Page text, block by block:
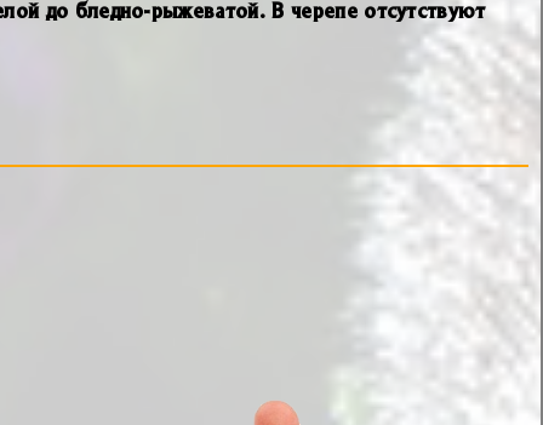
до бледно-рыжеватой. В черепе отсутствуют